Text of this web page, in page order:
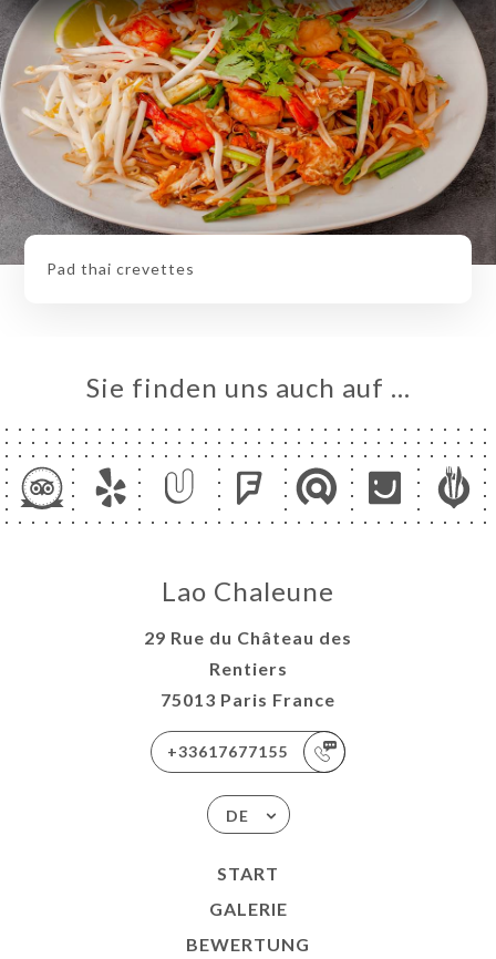
Pad thai crevettes
Sie finden uns auch auf …
Lao Chaleune
29 Rue du Château des
Rentiers
75013 Paris France
+33617677155
DE
START
GALERIE
BEWERTUNG